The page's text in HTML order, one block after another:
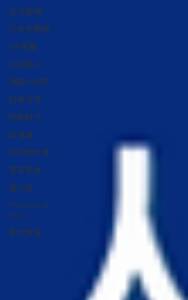
生活拾穗
汗水交響曲
VIP專屬
公益路上
測驗小程式
好康分享
明新科大
區塊鏈
共同創作者
巷弄美食
微小說
Practical AI
skills
新竹旅遊